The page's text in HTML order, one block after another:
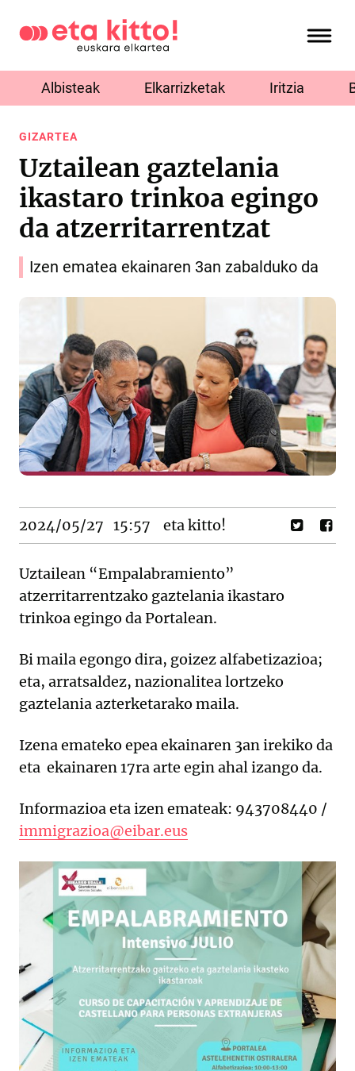
Albisteak Elkarrizketak Iritzia
GIZARTEA
Uztailean gaztelania
ikastaro trinkoa egingo
da atzerritarrentzat
Izen ematea ekainaren 3an zabalduko da
2024/05/27 15:57 eta kitto!
Uztailean “Empalabramiento”
atzerritarrentzako gaztelania ikastaro
trinkoa egingo da Portalean.
Bi maila egongo dira, goizez alfabetizazioa;
eta, arratsaldez, nazionalitea lortzeko
gaztelania azterketarako maila.
Izena emateko epea ekainaren 3an irekiko da
eta ekainaren 17ra arte egin ahal izango da.
Informazioa eta izen emateak: 943708440 /
immigrazioa@eibar.eus